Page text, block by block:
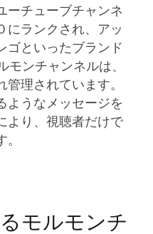
ーチューブチャンネ
にランクされ、アッ
ゴといったブランド
モンチャンネルは、
管理されています。
ようなメッセージを
より、視聴者だけで
モルモンチ